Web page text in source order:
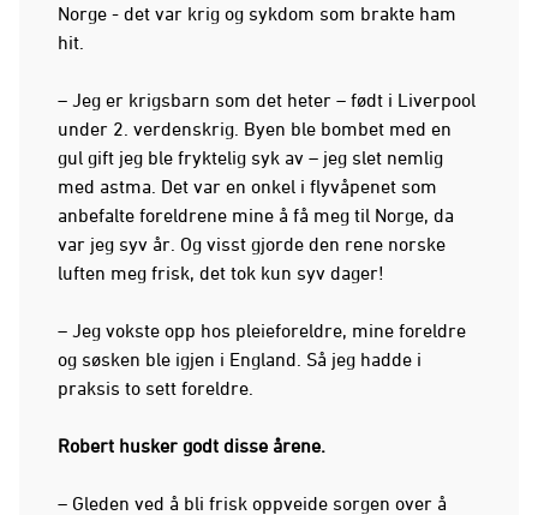
Norge - det var krig og sykdom som brakte ham
hit.
– Jeg er krigsbarn som det heter – født i Liverpool
under 2. verdenskrig. Byen ble bombet med en
gul gift jeg ble fryktelig syk av – jeg slet nemlig
med astma. Det var en onkel i flyvåpenet som
anbefalte foreldrene mine å få meg til Norge, da
var jeg syv år. Og visst gjorde den rene norske
luften meg frisk, det tok kun syv dager!
– Jeg vokste opp hos pleieforeldre, mine foreldre
og søsken ble igjen i England. Så jeg hadde i
praksis to sett foreldre.
Robert husker godt disse årene.
– Gleden ved å bli frisk oppveide sorgen over å